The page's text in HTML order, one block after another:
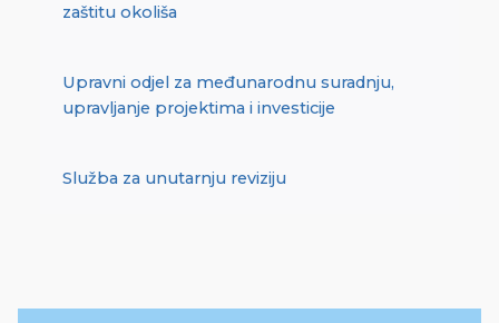
zaštitu okoliša
Upravni odjel za međunarodnu suradnju,
upravljanje projektima i investicije
Služba za unutarnju reviziju